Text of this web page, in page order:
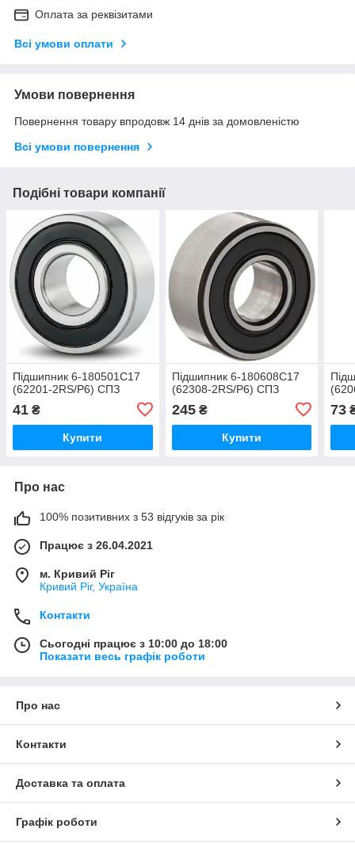
Оплата за реквізитами
Всі умови оплати
Умови повернення
Повернення товару впродовж 14 днів за домовленістю
Всі умови повернення
Подібні товари компанії
Підшипник 6-180501С17
(62201-2RS/P6) СПЗ
41 ₴
Купити
Підшипник 6-180608С17
(62308-2RS/P6) СПЗ
245₴
Купити
73
Про нас
100% позитивних з 53 відгуків за рік
Працює з 26.04.2021
м. Кривий Ріг
Кривий Ріг, Україна
Контакти
Сьогодні працює з 10:00 до 18:00
Показати весь графік роботи
Про нас
Контакти
Доставка та оплата
Графік роботи